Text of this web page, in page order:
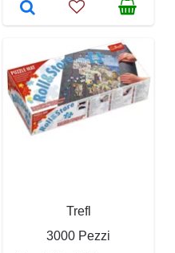
Trefl
3000 Pezzi